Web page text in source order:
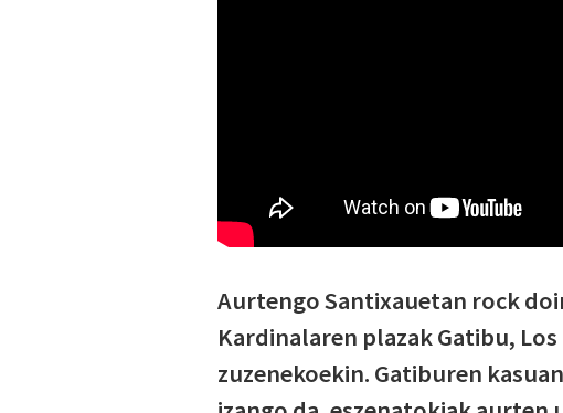
Aurtengo Santixauetan rock
Kardinalaren plazak Gatibu,
zuzenekoekin. Gatiburen